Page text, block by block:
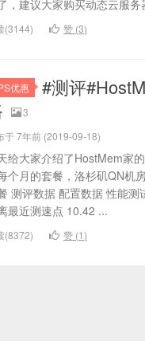
，建议大家购买动态云服
(3144) 赞 (3)
优惠
#测评
3
于 7年前 (2019-09-18)
给大家介绍了HostMem家
个月的套餐，洛杉矶QN机
测评数据 配置数据 性能
最近测速点 10.42 ...
(8372) 赞 (1)